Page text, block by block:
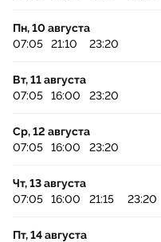
Пн, 10 августа
07:05
21:10 23:20
Вт, 11 августа
07:05
16:00 23:20
Ср, 12 августа
07:05
16:00 23:20
Чт, 13 августа
07:05
16:00 21:15 23:20
Пт, 14 августа